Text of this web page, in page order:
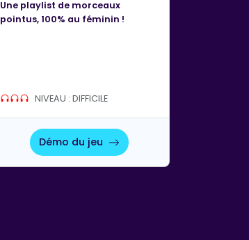
Une playlist de morceaux
pointus, 100% au féminin !
NIVEAU : DIFFICILE
Démo du jeu